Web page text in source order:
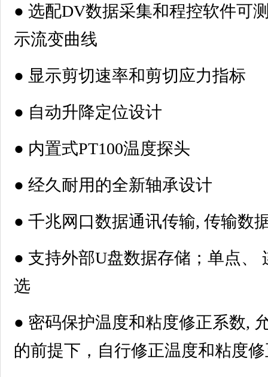
● 选配DV数据采集和程控软件可
示流变曲线
● 显示剪切速率和剪切应力指标
● 自动升降定位设计
● 内置式PT100温度探头
● 经久耐用的全新轴承设计
● 千兆网口数据通讯传输, 传输数
● 支持外部U盘数据存储；单点、
选
● 密码保护温度和粘度修正系数,
的前提下，自行修正温度和粘度